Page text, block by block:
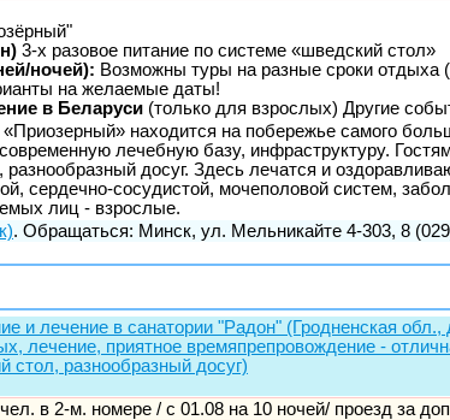
3-х разовое питание по системе «шведский стол»
ночей): Возможны туры на разные сроки отдыха
на желаемые даты!
в Беларуси (только для взрослых) Другие
находится на побережье самого
лечебную базу, инфраструктуру.
досуг. Здесь лечатся и
сердечно-сосудистой, мочеполовой систем,
лиц - взрослые.
. Обращаться: Минск, ул. Мельникайте 4-303, 8
и лечение в санатории "Радон" (Гродненская
лечение, приятное времяпрепровождение -
стол, разнообразный досуг)
в 2-м. номере / с 01.08 на 10 ночей/ проезд за